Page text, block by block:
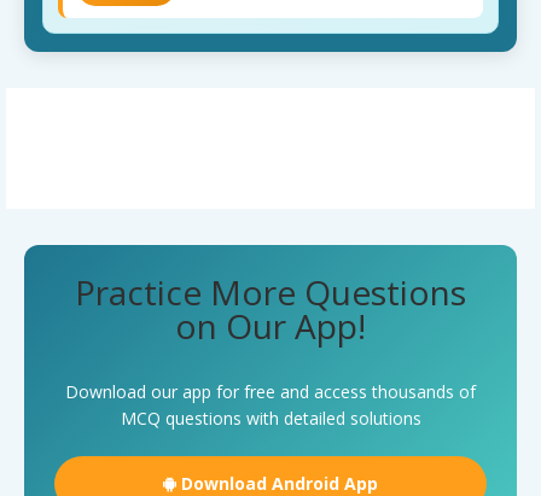
Practice More Questions
on Our App!
Download our app for free and access thousands of
MCQ questions with detailed solutions
Download Android App